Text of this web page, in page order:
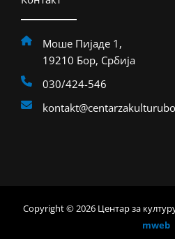
Моше Пијаде 1,
19210 Бор, Србија
030/424-546
Copyright © 2026 Центар за
mweb